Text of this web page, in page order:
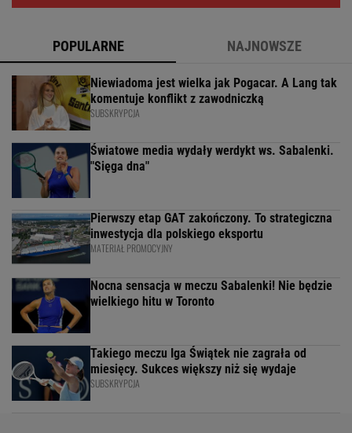
POPULARNE NAJNOWSZE
Niewiadoma jest wielka jak Pogacar. A Lang tak
komentuje konflikt z zawodniczką
SUBSKRYPCJA
Światowe media wydały werdykt ws. Sabalenki.
"Sięga dna"
Pierwszy etap GAT zakończony. To strategiczna
inwestycja dla polskiego eksportu
MATERIAŁ PROMOCYJNY
Nocna sensacja w meczu Sabalenki! Nie będzie
wielkiego hitu w Toronto
Takiego meczu Iga Świątek nie zagrała od
miesięcy. Sukces większy niż się wydaje
SUBSKRYPCJA